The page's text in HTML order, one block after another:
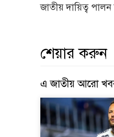
জাতীয় দায়িত্ব
শেয়ার করুন
এ জাতীয় আরো